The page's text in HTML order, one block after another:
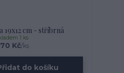
19x12 cm - stříbrná
Kč/ks
1 ks
do košíku